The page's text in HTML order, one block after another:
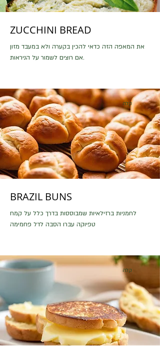
ZUCCHINI BREAD
את המאפה הזה כדאי להכין בקערה ולא במעבד מזון
אם רוצים לשמור על הניראות.
קלה
BRAZIL BUNS
לחמניות ברזילאיות שמבוססות בדרך כלל על קמח
טפיוקה עברו הסבה לדל פחמימה
קלה